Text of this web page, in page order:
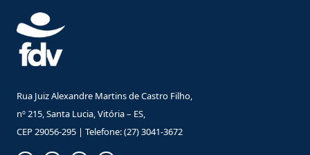
Rua Juiz Alexandre Martins de Castro Filho,
nº 215, Santa Lucia, Vitória – ES,
CEP 29056-295 | Telefone: (27) 3041-3672